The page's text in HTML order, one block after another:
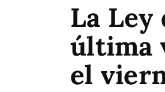
La
última
el